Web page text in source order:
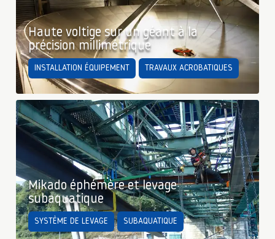
Haute voltige sur un géant à la
précision millimétrique
INSTALLATION ÉQUIPEMENT TRAVAUX ACROBATIQUES
Mikado éphémère et levage
subaquatique
SYSTÈME DE LEVAGE SUBAQUATIQUE